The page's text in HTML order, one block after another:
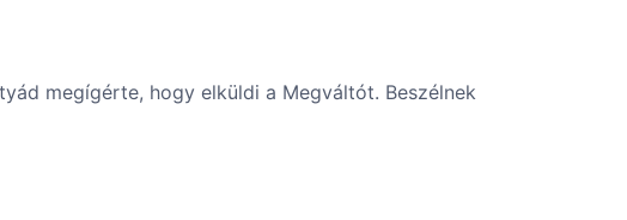
megígérte, hogy elküldi a Megváltót. Beszélnek